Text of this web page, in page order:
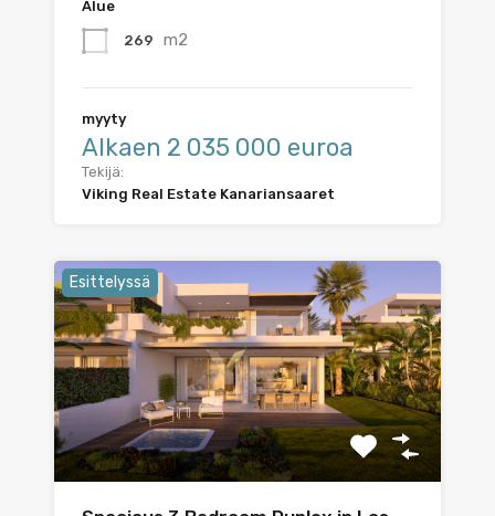
Alue
269 m2
myyty
Alkaen 2 035 000 euroa
Tekijä:
Viking Real Estate Kanariansaaret
Esittelyssä